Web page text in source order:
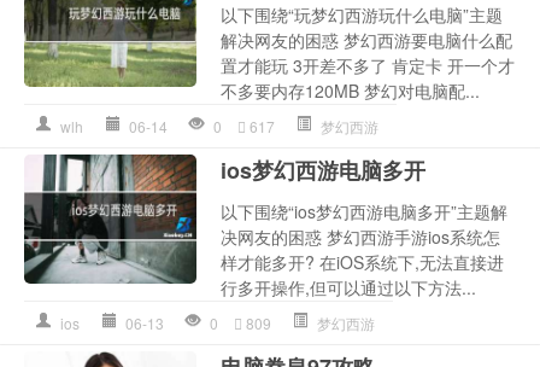
以下围绕“玩梦幻西游玩什么电脑”主题
解决网友的困惑 梦幻西游要电脑什么配
置才能玩 3开差不多了 肯定卡 开一个才
不多要内存120MB 梦幻对电脑配...
wlh 06-14 0 617 梦幻西游
ios梦幻西游电脑多开
以下围绕“ios梦幻西游电脑多开”主题解
决网友的困惑 梦幻西游手游ios系统怎
样才能多开? 在iOS系统下,无法直接进
行多开操作,但可以通过以下方法...
ios 06-13 0 809 梦幻西游